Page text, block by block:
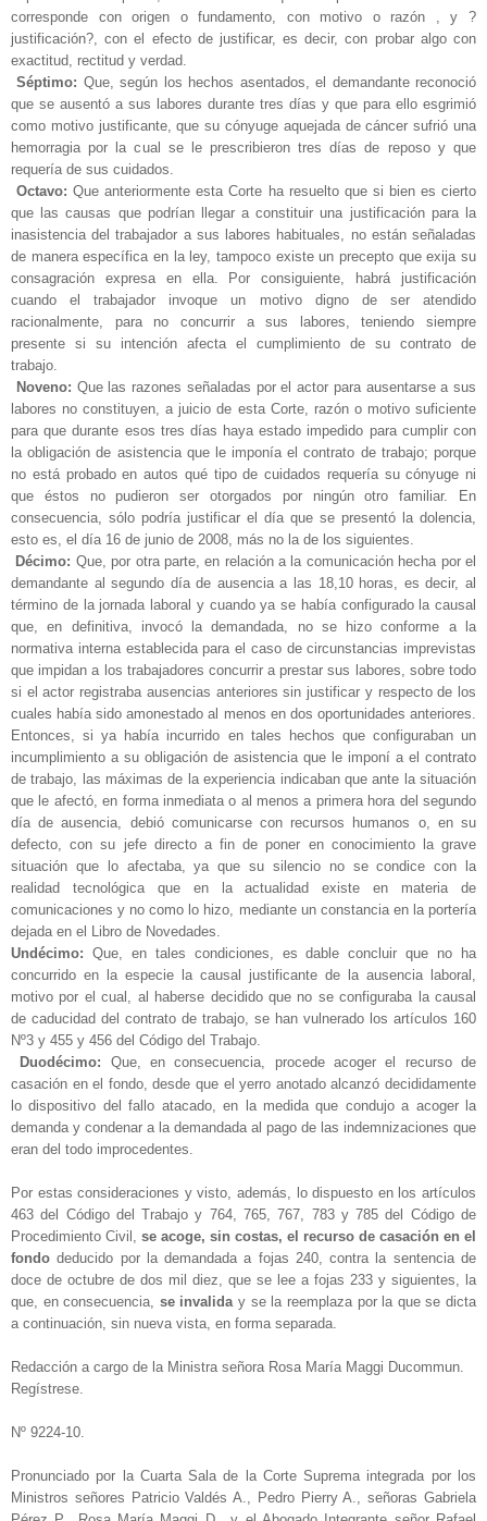
corresponde con origen o fundamento, con motivo o razón , y ?
justificación?, con el efecto de justificar, es decir, con probar algo con
exactitud, rectitud y verdad.
Séptimo: Que, según los hechos asentados, el demandante reconoció
que se ausentó a sus labores durante tres días y que para ello esgrimió
como motivo justificante, que su cónyuge aquejada de cáncer sufrió una
hemorragia por la cual se le prescribieron tres días de reposo y que
requería de sus cuidados.
Octavo: Que anteriormente esta Corte ha resuelto que si bien es cierto
que las causas que podrían llegar a constituir una justificación para la
inasistencia del trabajador a sus labores habituales, no están señaladas
de manera específica en la ley, tampoco existe un precepto que exija su
consagración expresa en ella. Por consiguiente, habrá justificación
cuando el trabajador invoque un motivo digno de ser atendido
racionalmente, para no concurrir a sus labores, teniendo siempre
presente si su intención afecta el cumplimiento de su contrato de
trabajo.
Noveno: Que las razones señaladas por el actor para ausentarse a sus
labores no constituyen, a juicio de esta Corte, razón o motivo suficiente
para que durante esos tres días haya estado impedido para cumplir con
la obligación de asistencia que le imponía el contrato de trabajo; porque
no está probado en autos qué tipo de cuidados requería su cónyuge ni
que éstos no pudieron ser otorgados por ningún otro familiar. En
consecuencia, sólo podría justificar el día que se presentó la dolencia,
esto es, el día 16 de junio de 2008, más no la de los siguientes.
Décimo: Que, por otra parte, en relación a la comunicación hecha por el
demandante al segundo día de ausencia a las 18,10 horas, es decir, al
término de la jornada laboral y cuando ya se había configurado la causal
que, en definitiva, invocó la demandada, no se hizo conforme a la
normativa interna establecida para el caso de circunstancias imprevistas
que impidan a los trabajadores concurrir a prestar sus labores, sobre todo
si el actor registraba ausencias anteriores sin justificar y respecto de los
cuales había sido amonestado al menos en dos oportunidades anteriores.
Entonces, si ya había incurrido en tales hechos que configuraban un
incumplimiento a su obligación de asistencia que le imponí a el contrato
de trabajo, las máximas de la experiencia indicaban que ante la situación
que le afectó, en forma inmediata o al menos a primera hora del segundo
día de ausencia, debió comunicarse con recursos humanos o, en su
defecto, con su jefe directo a fin de poner en conocimiento la grave
situación que lo afectaba, ya que su silencio no se condice con la
realidad tecnológica que en la actualidad existe en materia de
comunicaciones y no como lo hizo, mediante un constancia en la portería
dejada en el Libro de Novedades.
Undécimo: Que, en tales condiciones, es dable concluir que no ha
concurrido en la especie la causal justificante de la ausencia laboral,
motivo por el cual, al haberse decidido que no se configuraba la causal
de caducidad del contrato de trabajo, se han vulnerado los artículos 160
Nº3 y 455 y 456 del Código del Trabajo.
Duodécimo: Que, en consecuencia, procede acoger el recurso de
casación en el fondo, desde que el yerro anotado alcanzó decididamente
lo dispositivo del fallo atacado, en la medida que condujo a acoger la
demanda y condenar a la demandada al pago de las indemnizaciones que
eran del todo improcedentes.
Por estas consideraciones y visto, además, lo dispuesto en los artículos
463 del Código del Trabajo y 764, 765, 767, 783 y 785 del Código de
Procedimiento Civil, se acoge, sin costas, el recurso de casación en el
fondo deducido por la demandada a fojas 240, contra la sentencia de
doce de octubre de dos mil diez, que se lee a fojas 233 y siguientes, la
que, en consecuencia, se invalida y se la reemplaza por la que se dicta
a continuación, sin nueva vista, en forma separada.
Redacción a cargo de la Ministra señora Rosa María Maggi Ducommun.
Regístrese.
Nº 9224-10.
Pronunciado por la Cuarta Sala de la Corte Suprema integrada por los
Ministros señores Patricio Valdés A., Pedro Pierry A., señoras Gabriela